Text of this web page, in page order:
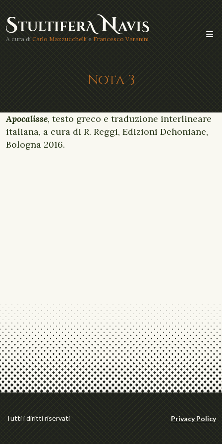
A cura di Carlo Mazzucchelli e Francesco Varanini
Nota 3
Apocalisse, testo greco e traduzione interlineare
italiana, a cura di R. Reggi, Edizioni Dehoniane,
Bologna 2016.
Tutti i diritti riservati Privacy Policy